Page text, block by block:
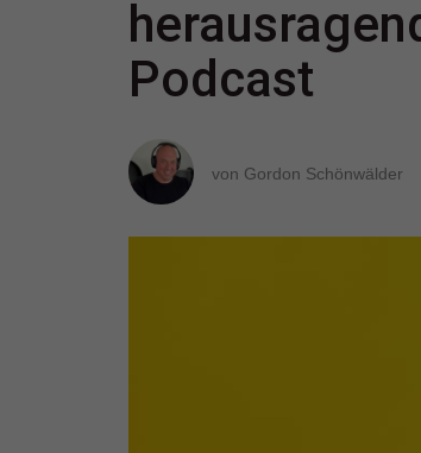
Podcast
von Gordon Schönwälder